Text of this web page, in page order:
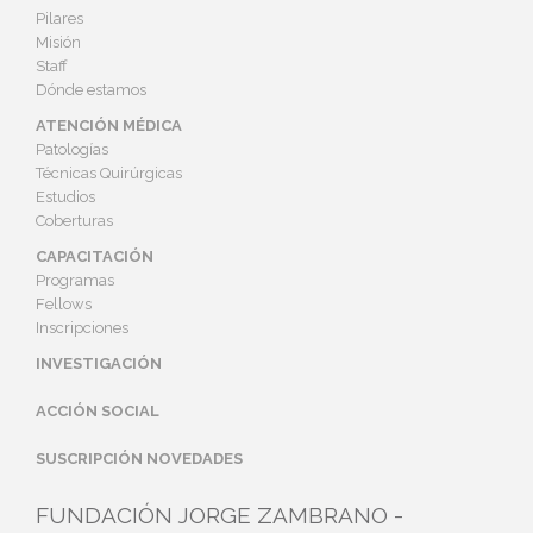
Pilares
Misión
Staff
Dónde estamos
ATENCIÓN MÉDICA
Patologías
Técnicas Quirúrgicas
Estudios
Coberturas
CAPACITACIÓN
Programas
Fellows
Inscripciones
INVESTIGACIÓN
ACCIÓN SOCIAL
SUSCRIPCIÓN NOVEDADES
FUNDACIÓN JORGE ZAMBRANO -